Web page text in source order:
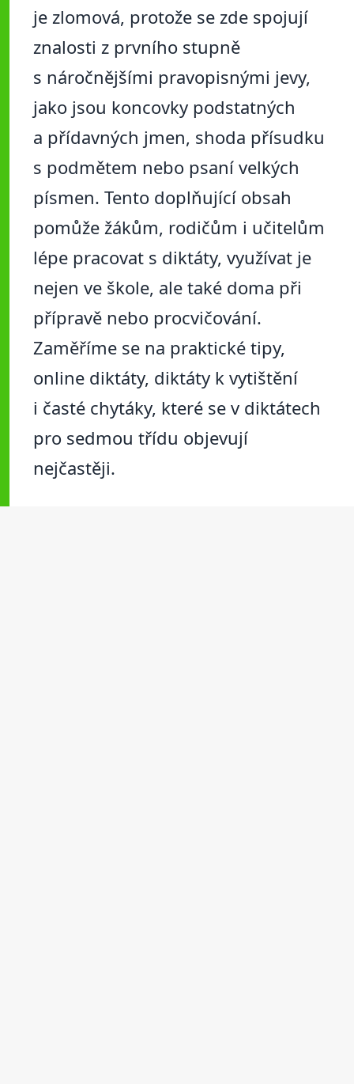
je zlomová, protože se zde spojují
znalosti z prvního stupně
s náročnějšími pravopisnými jevy,
jako jsou koncovky podstatných
a přídavných jmen, shoda přísudku
s podmětem nebo psaní velkých
písmen. Tento doplňující obsah
pomůže žákům, rodičům i učitelům
lépe pracovat s diktáty, využívat je
nejen ve škole, ale také doma při
přípravě nebo procvičování.
Zaměříme se na praktické tipy,
online diktáty, diktáty k vytištění
i časté chytáky, které se v diktátech
pro sedmou třídu objevují
nejčastěji.